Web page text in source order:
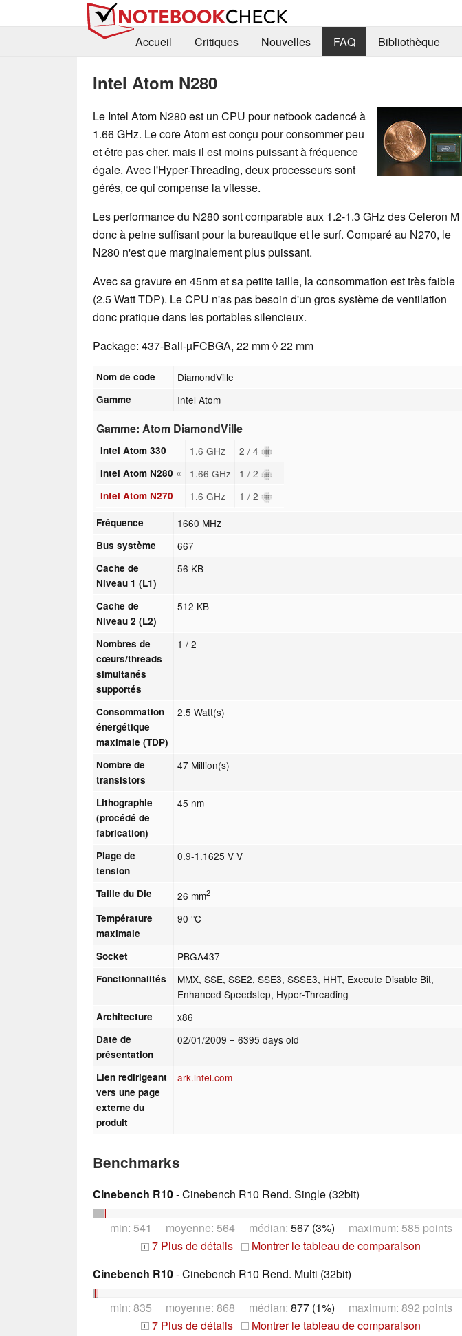
Accueil
Critiques Nouvelles FAQ Bibliothèque
Intel Atom N280
Le Intel Atom N280 est un CPU pour netbook cadencé à
1.66 GHz. Le core Atom est conçu pour consommer peu
et être pas cher. mais il est moins puissant à fréquence
égale. Avec l'Hyper-Threading, deux processeurs sont
gérés, ce qui compense la vitesse.
Les performance du N280 sont comparable aux 1.2-1.3 GHz des Celeron M
donc à peine suffisant pour la bureautique et le surf. Comparé au N270, le
N280 n'est que marginalement plus puissant.
Avec sa gravure en 45nm et sa petite taille, la consommation est très faible
(2.5 Watt TDP). Le CPU n'as pas besoin d'un gros système de ventilation
donc pratique dans les portables silencieux.
Package: 437-Ball-µFCBGA, 22 mm ◊ 22 mm
Nom de code DiamondVille
Gamme Intel Atom
Gamme: Atom DiamondVille
Intel Atom 330 1.6 GHz 2 / 4
Intel Atom N280 « 1.66 GHz 1 / 2
Intel Atom N270 1.6 GHz 1 / 2
Fréquence 1660 MHz
Bus système 667
Cache de
Niveau 1 (L1)
56 KB
Cache de
Niveau 2 (L2)
512 KB
Nombres de
cœurs/threads
simultanés
supportés
1 / 2
Consommation
énergétique
maximale (TDP)
2.5 Watt(s)
Nombre de
transistors
47 Million(s)
Lithographie
(procédé de
fabrication)
45 nm
Plage de
tension
0.9-1.1625 V V
Taille du Die 26 mm2
Température
maximale
90 °C
Socket PBGA437
Fonctionnalités
MMX, SSE, SSE2, SSE3, SSSE3, HHT, Execute Disable Bit,
Enhanced Speedstep, Hyper-Threading
Architecture x86
Date de
présentation
02/01/2009 = 6395 days old
Lien redirigeant
vers une page
externe du
produit
ark.intel.com
Benchmarks
Cinebench R10- Cinebench R10 Rend. Single (32bit)
min: 541 moyenne: 564 médian: 567 (3%) maximum: 585 points
+ 7 Plus de détails +
Montrer le tableau de comparaison
Cinebench R10- Cinebench R10 Rend. Multi (32bit)
min: 835 moyenne: 868 médian: 877 (1%) maximum: 892 points
+ 7 Plus de détails +
Montrer le tableau de comparaison